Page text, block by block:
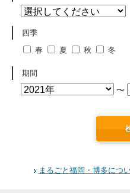
四季
春
夏 秋 冬
期間
〜
まるごと福岡・博多につ